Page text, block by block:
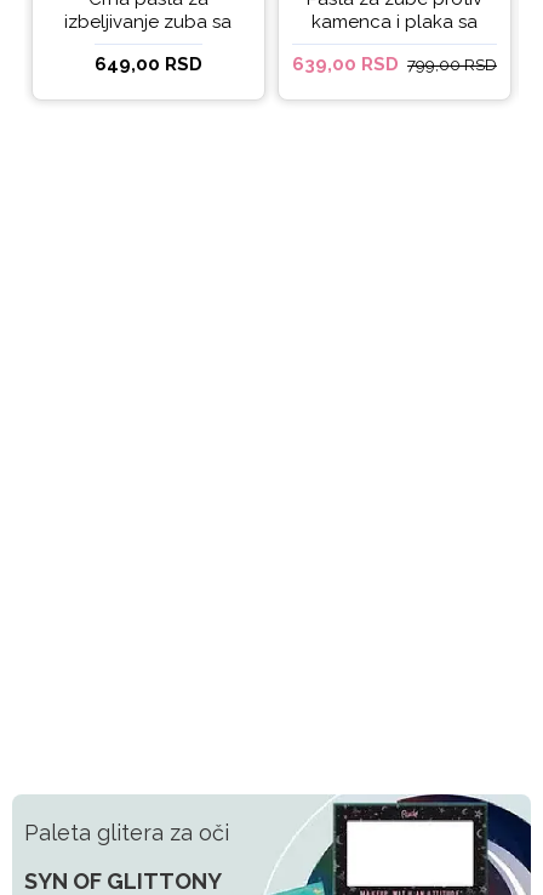
izbeljivanje zuba sa
ukusom narandže
Ecodenta 100 ml
649,00 RSD
kamenca i plaka sa
kokosovim uljem
Ecodenta ORGANIC
639,00 RSD 799,00 RSD
Paleta glitera za oči
SYN OF GLITTONY